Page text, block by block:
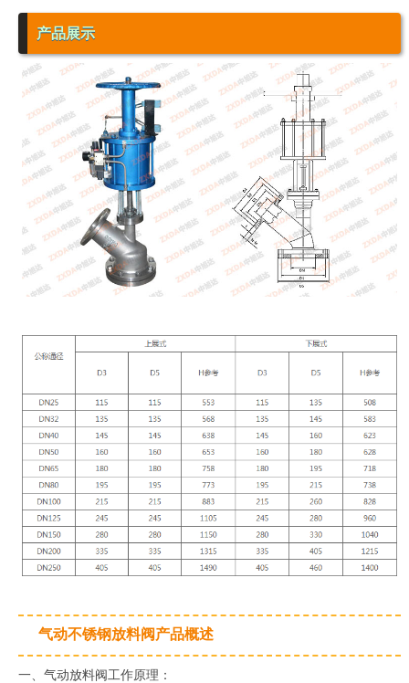
产品展示
气动不锈钢放料阀产品概述
一、气动放料阀工作原理：